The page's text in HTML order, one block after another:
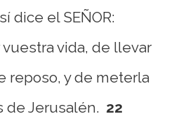
dice el SEÑOR:
vuestra vida, de llevar
reposo, y de meterla
de Jerusalén. 22